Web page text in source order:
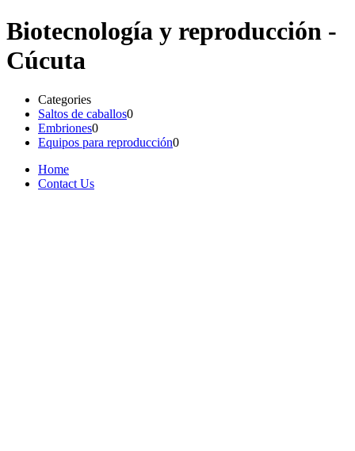
Biotecnología y reproducción -
Cúcuta
Categories
Saltos de caballos0
Embriones0
Equipos para reproducción0
Home
Contact Us